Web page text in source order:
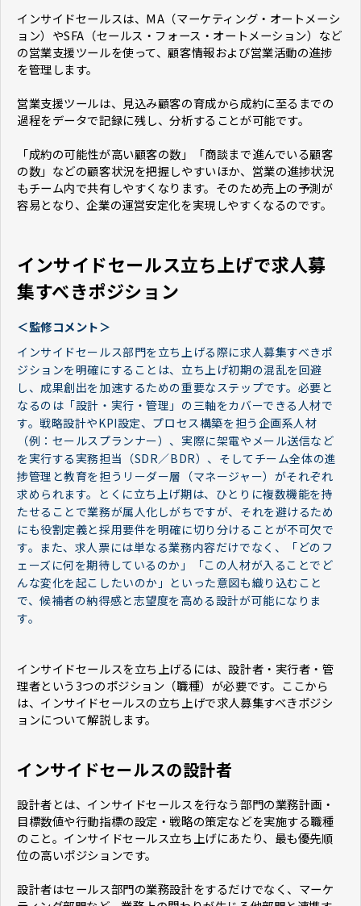
インサイドセールスは、MA（マーケティング・オートメーシ
ョン）やSFA（セールス・フォース・オートメーション）など
の営業支援ツールを使って、顧客情報および営業活動の進捗
を管理します。
営業支援ツールは、見込み顧客の育成から成約に至るまでの
過程をデータで記録に残し、分析することが可能です。
「成約の可能性が高い顧客の数」「商談まで進んでいる顧客
の数」などの顧客状況を把握しやすいほか、営業の進捗状況
もチーム内で共有しやすくなります。そのため売上の予測が
容易となり、企業の運営安定化を実現しやすくなるのです。
インサイドセールス立ち上げで求人募
集すべきポジション
＜監修コメント＞
インサイドセールス部門を立ち上げる際に求人募集すべきポ
ジションを明確にすることは、立ち上げ初期の混乱を回避
し、成果創出を加速するための重要なステップです。必要と
なるのは「設計・実行・管理」の三軸をカバーできる人材で
す。戦略設計やKPI設定、プロセス構築を担う企画系人材
（例：セールスプランナー）、実際に架電やメール送信など
を実行する実務担当（SDR／BDR）、そしてチーム全体の進
捗管理と教育を担うリーダー層（マネージャー）がそれぞれ
求められます。とくに立ち上げ期は、ひとりに複数機能を持
たせることで業務が属人化しがちですが、それを避けるため
にも役割定義と採用要件を明確に切り分けることが不可欠で
す。また、求人票には単なる業務内容だけでなく、「どのフ
ェーズに何を期待しているのか」「この人材が入ることでど
んな変化を起こしたいのか」といった意図も織り込むこと
で、候補者の納得感と志望度を高める設計が可能になりま
す。
インサイドセールスを立ち上げるには、設計者・実行者・管
理者という3つのポジション（職種）が必要です。ここから
は、インサイドセールスの立ち上げで求人募集すべきポジシ
ョンについて解説します。
インサイドセールスの設計者
設計者とは、インサイドセールスを行なう部門の業務計画・
目標数値や行動指標の設定・戦略の策定などを実施する職種
のこと。インサイドセールス立ち上げにあたり、最も優先順
位の高いポジションです。
設計者はセールス部門の業務設計をするだけでなく、マーケ